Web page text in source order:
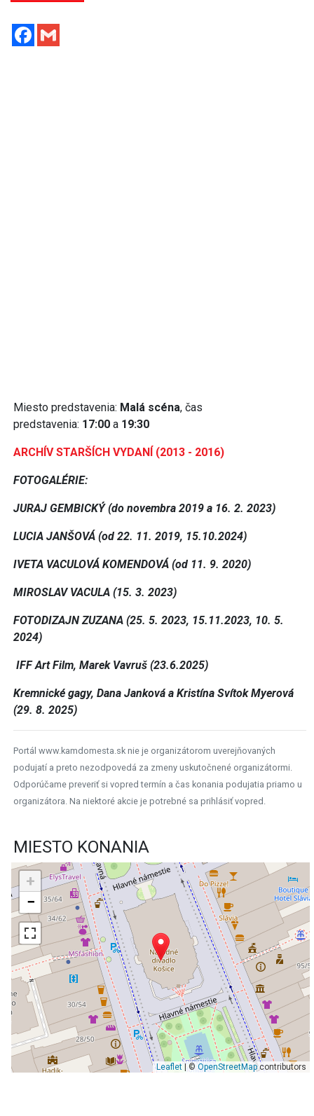
Facebook
Miesto predstavenia: Malá scéna, čas
predstavenia: 17:00 a 19:30
ARCHÍV STARŠÍCH VYDANÍ (2013 - 2016)
FOTOGALÉRIE:
JURAJ GEMBICKÝ (do novembra 2019 a 16. 2. 2023)
LUCIA JANŠOVÁ (od 22. 11. 2019, 15.10.2024)
IVETA VACULOVÁ KOMENDOVÁ (od 11. 9. 2020)
MIROSLAV VACULA (15. 3. 2023)
FOTODIZAJN ZUZANA (25. 5. 2023, 15.11.2023, 10. 5.
2024)
IFF Art Film, Marek Vavruš (23.6.2025)
Kremnické gagy, Dana Janková a Kristína Svítok Myerová
(29. 8. 2025)
Portál www.kamdomesta.sk nie je organizátorom uverejňovaných
podujatí a preto nezodpovedá za zmeny uskutočnené organizátormi.
Odporúčame preveriť si vopred termín a čas konania podujatia priamo u
organizátora. Na niektoré akcie je potrebné sa prihlásiť vopred.
MIESTO KONANIA
+
−
Leaflet| © OpenStreetMapcontributors